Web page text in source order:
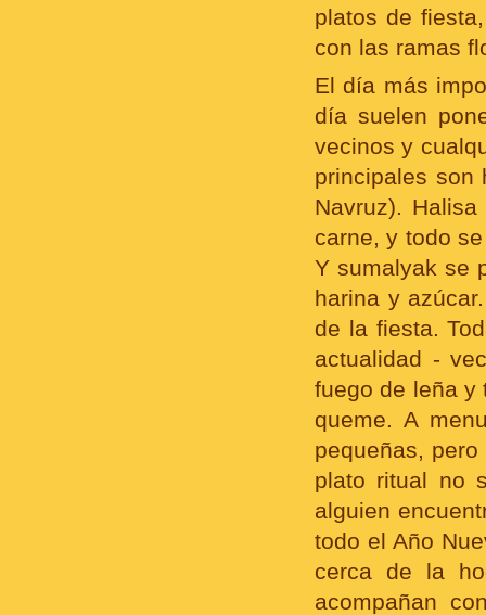
platos de
con las ramas
El día más
día suelen
vecinos y
principales son
Navruz).
carne, y todo
Y sumalyak se
harina y
de la fiesta.
actualidad -
fuego de leña y
queme. A
pequeñas,
plato ritual no
alguien
todo el Año
cerca de la
acompañan